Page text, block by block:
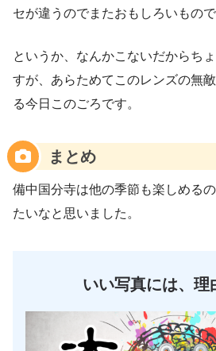
セが違うのでまたおもしろいもので
というか、なんかこないだからち
すが、あらためてこのレンズの無
る今日このごろです。
まとめ
備中国分寺は他の季節も楽しめる
たいなと思いました。
いい写真には、理